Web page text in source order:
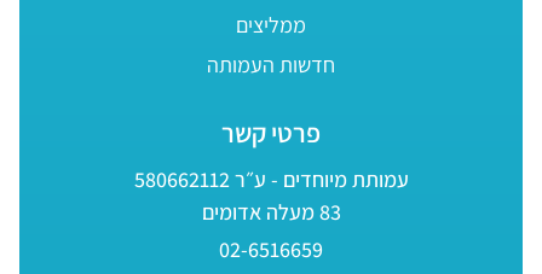
ממליצים
חדשות העמותה
פרטי קשר
עמותת מיוחדים - ע״ר 580662112
83 מעלה אדומים
02-6516659